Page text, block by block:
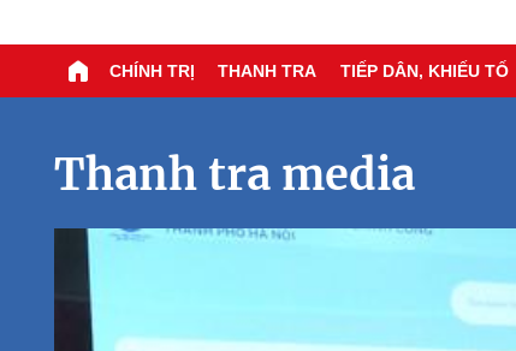
CHÍNH TRỊ THANH TRA TIẾP DÂN, KHIẾU TỐ
Thanh tra media